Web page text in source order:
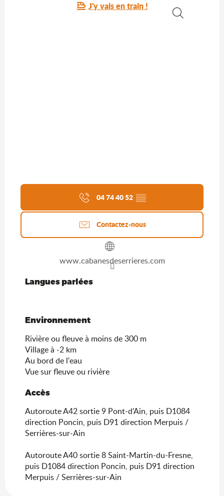
J'y vais en train !
04 74 40 52 ▒▒
Contactez-nous
www.cabanesdeserrieres.com
Langues parlées
Langues parlées
Environnement
Environnement
Rivière ou fleuve à moins de 300 m
Village à -2 km
Au bord de l'eau
Vue sur fleuve ou rivière
Accès
Accès
Autoroute A42 sortie 9 Pont-d'Ain, puis D1084
direction Poncin, puis D91 direction Merpuis /
Serrières-sur-Ain
Autoroute A40 sortie 8 Saint-Martin-du-Fresne,
puis D1084 direction Poncin, puis D91 direction
Merpuis / Serrières-sur-Ain